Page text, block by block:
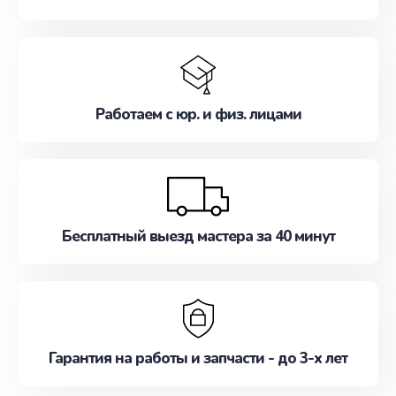
Работаем с юр. и физ. лицами
Бесплатный выезд мастера за 40 минут
Гарантия на работы и запчасти - до 3-х лет